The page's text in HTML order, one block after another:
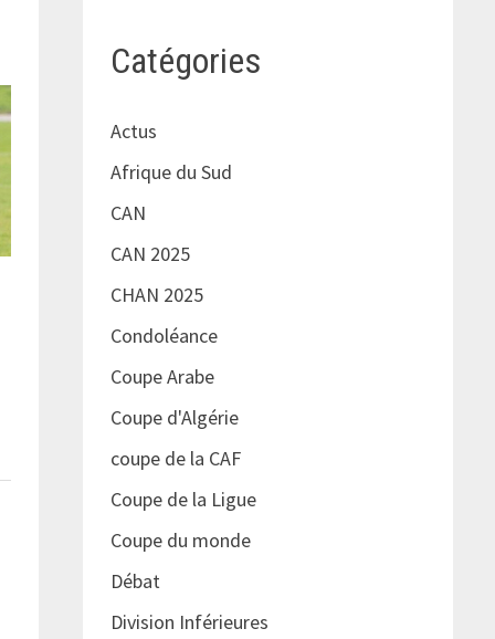
Catégories
Actus
Afrique du Sud
CAN
CAN 2025
CHAN 2025
Condoléance
Coupe Arabe
Coupe d'Algérie
coupe de la CAF
Coupe de la Ligue
Coupe du monde
Débat
Division Inférieures